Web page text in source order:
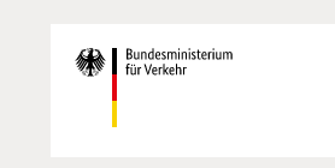
Navigation